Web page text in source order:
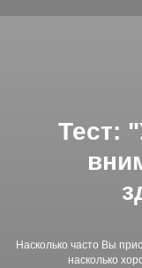
Тест:
Насколько часто Вы
насколько